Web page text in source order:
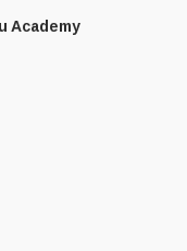
Academy